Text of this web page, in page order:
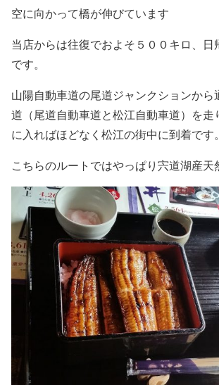
空に向かって橋が伸びています
当店からは往復でおよそ５００キロ、日
です。
山陽自動車道の尾道ジャンクションから
道（尾道自動車道と松江自動車道）を走
に入ればほどなく松江の街中に到着です。
こちらのルートではやっぱり宍道湖産